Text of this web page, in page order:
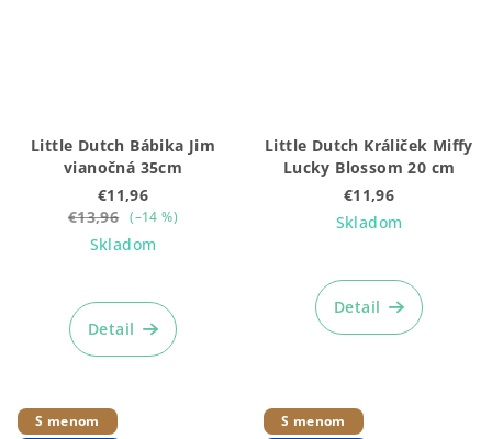
Little Dutch Bábika Jim
vianočná 35cm
€11,96
€13,96 (–14 %)
Skladom
Detail
Little Dutch Králiček Miffy
Lucky Blossom 20 cm
€11,96
Skladom
Detail
S menom
S menom